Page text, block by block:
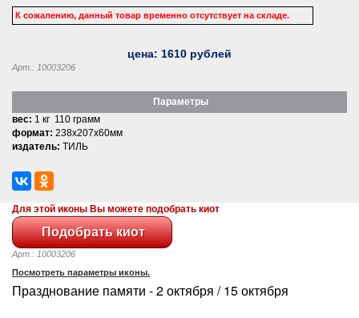
К сожалению, данный товар временно отсутствует на складе.
цена: 1610 рублей
Арт.: 10003206
Параметры
вес: 1 кг 110 грамм
формат: 238x207x60мм
издатель: ТИЛЬ
Для этой иконы Вы можете подобрать киот
Арт.: 10003206
Посмотреть параметры иконы.
Празднование памяти - 2 октября / 15 октября